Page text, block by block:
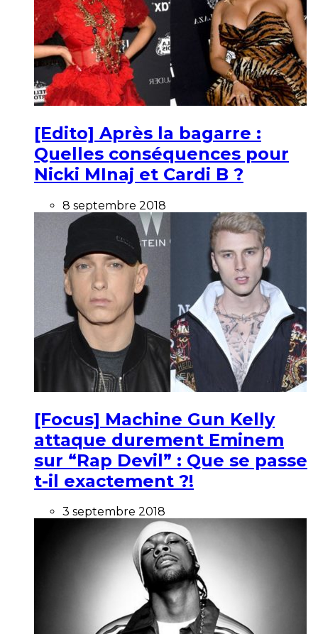
[Edito] Après la bagarre :
Quelles conséquences pour
Nicki MInaj et Cardi B ?
8 septembre 2018
[Focus] Machine Gun Kelly
attaque durement Eminem
sur “Rap Devil” : Que se passe
t-il exactement ?!
3 septembre 2018